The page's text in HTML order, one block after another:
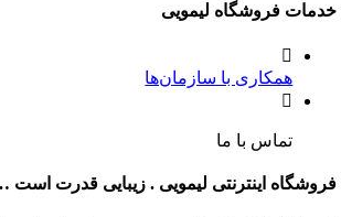
خدمات فروشگاه لیمویی
همکاری با سازمان‌ها
تماس با ما
فروشگاه اینترنتی لیمویی . زیبایی قدرت است